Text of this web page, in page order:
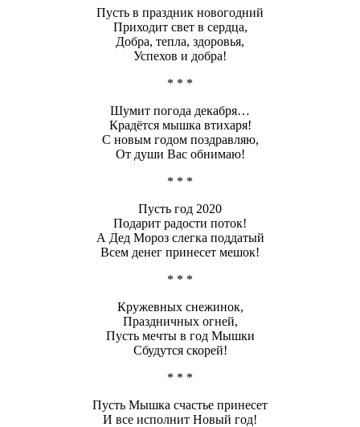
Пусть в праздник новогодний
Приходит свет в сердца,
Добра, тепла, здоровья,
Успехов и добра!
* * *
Шумит погода декабря…
Крадётся мышка втихаря!
С новым годом поздравляю,
От души Вас обнимаю!
* * *
Пусть год 2020
Подарит радости поток!
А Дед Мороз слегка поддатый
Всем денег принесет мешок!
* * *
Кружевных снежинок,
Праздничных огней,
Пусть мечты в год Мышки
Сбудутся скорей!
* * *
Пусть Мышка счастье принесет
И все исполнит Новый год!